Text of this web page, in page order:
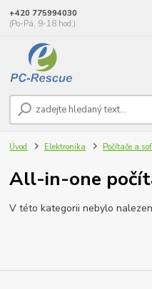
+420 775994030
(Po-Pá, 9-18 hod.)
Úvod Elektronika Počítače a
All-in-one
V této kategorii nebylo